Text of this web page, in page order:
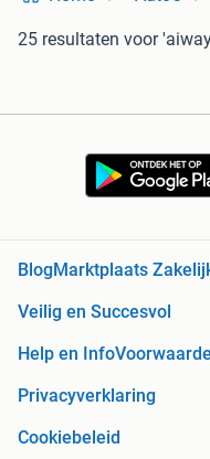
25 resultaten voor
Blog Marktplaats
Veilig en Succesvol
Help en Info
Privacyverklaring
Cookiebeleid